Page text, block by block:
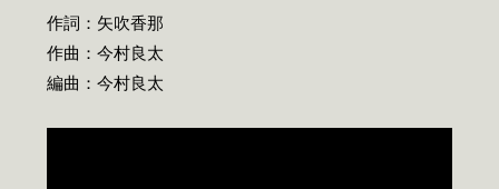
作詞：矢吹香那
作曲：今村良太
編曲：今村良太